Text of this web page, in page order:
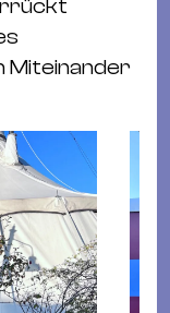
Miteinander